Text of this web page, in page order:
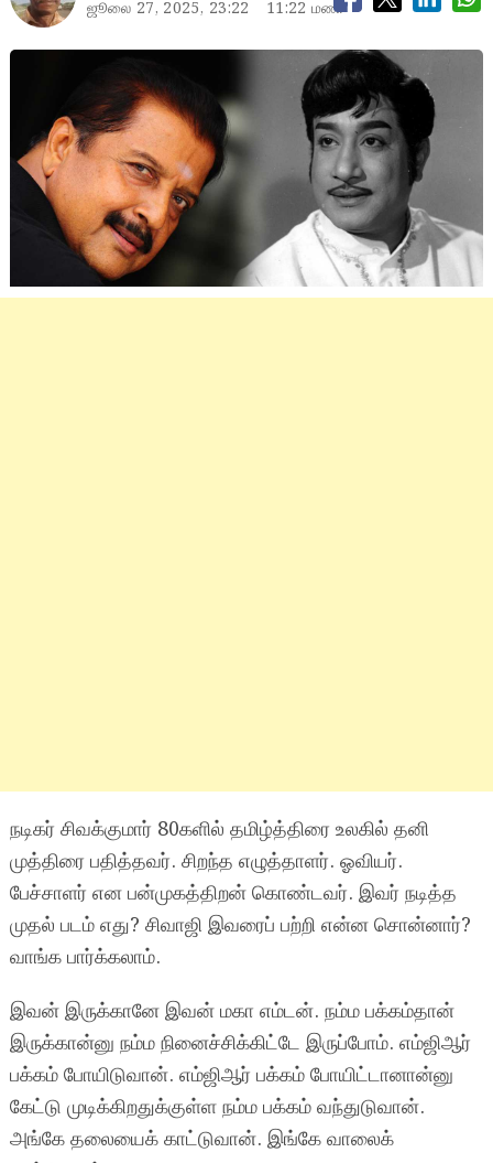
ஜூலை 27, 2025, 23:22 11:22 மணி
sivakumar, sivaji
நடிகர் சிவக்குமார் 80களில் தமிழ்த்திரை உலகில் தனி
முத்திரை பதித்தவர். சிறந்த எழுத்தாளர். ஓவியர்.
பேச்சாளர் என பன்முகத்திறன் கொண்டவர். இவர் நடித்த
முதல் படம் எது? சிவாஜி இவரைப் பற்றி என்ன சொன்னார்?
வாங்க பார்க்கலாம்.
இவன் இருக்கானே இவன் மகா எம்டன். நம்ம பக்கம்தான்
இருக்கான்னு நம்ம நினைச்சிக்கிட்டே இருப்போம். எம்ஜிஆர்
பக்கம் போயிடுவான். எம்ஜிஆர் பக்கம் போயிட்டானான்னு
கேட்டு முடிக்கிறதுக்குள்ள நம்ம பக்கம் வந்துடுவான்.
அங்கே தலையைக் காட்டுவான். இங்கே வாலைக்